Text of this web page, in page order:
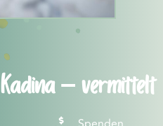
Kadina – vermittelt